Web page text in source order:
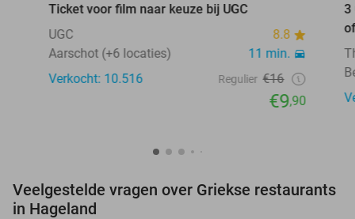
Ticket voor film naar keuze bij UGC
UGC
8.8
Aarschot (+6 locaties)
11 min.
Verkocht: 10.516
Regulier €16
€9,90
3
Veelgestelde vragen over Griekse restaurants
in Hageland